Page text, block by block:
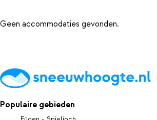
Geen accommodaties gevonden.
Populaire gebieden